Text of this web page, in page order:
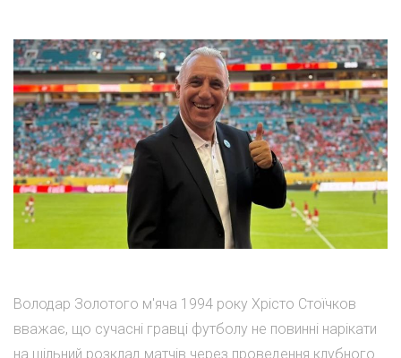
Володар Золотого м'яча 1994 року Хрісто Стоїчков
вважає, що сучасні гравці футболу не повинні нарікати
на щільний розклад матчів через проведення клубного